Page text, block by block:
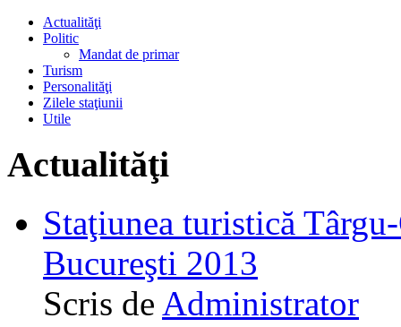
Actualităţi
Politic
Mandat de primar
Turism
Personalităţi
Zilele staţiunii
Utile
Actualităţi
Staţiunea turistică
Bucureşti 2013
Scris de Administrator